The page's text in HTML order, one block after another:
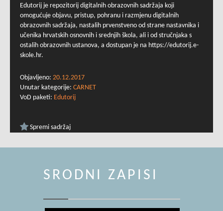
Edutorij je repozitorij digitalnih obrazovnih sadržaja koji
omogućuje objavu, pristup, pohranu i razmjenu digitalnih
obrazovnih sadržaja, nastalih prvenstveno od strane nastavnika i
učenika hrvatskih osnovnih i srednjih škola, ali i od stručnjaka s
ostalih obrazovnih ustanova, a dostupan je na https://edutorij.e-
skole.hr.
Objavljeno: 20.12.2017
Unutar kategorije: CARNET
VoD paketi: Edutorij
Spremi sadržaj
SRODNI ZAPISI